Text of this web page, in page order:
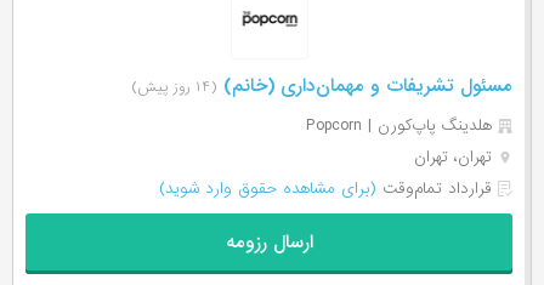
مسئول تشریفات و مهمان‌داری (خانم) (۱۴ روز پیش)
هلدینگ پاپ‌کورن | Popcorn
تهران، تهران
قرارداد تمام‌وقت (برای مشاهده حقوق وارد شوید)
ارسال رزومه